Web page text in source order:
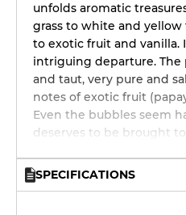
unfolds aromatic
grass to white and
to exotic fruit and vanilla.
intriguing departure. The
and taut, very pure and
notes of exotic fruit
Even the bubbles seem
deserves to be brought
SPECIFICATIONS